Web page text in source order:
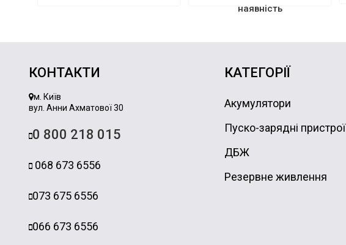
наявність
КОНТАКТИ
м. Київ
вул. Анни Ахматової 30
0 800 218 015
068 673 6556
073 675 6556
066 673 6556
КАТЕГОРІЇ
Акумулятори
Пуско-зарядні пристрої
ДБЖ
Резервне живлення